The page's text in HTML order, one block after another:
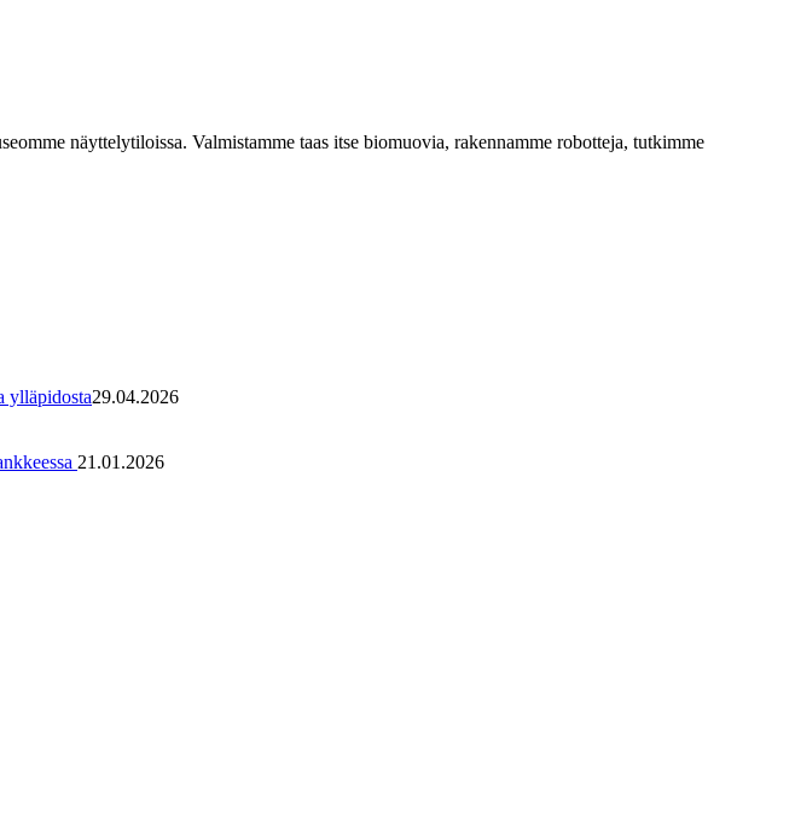
näyttelytiloissa. Valmistamme taas itse biomuovia, rakennamme robotteja, tutkimme
ylläpidosta29.04.2026
21.01.2026